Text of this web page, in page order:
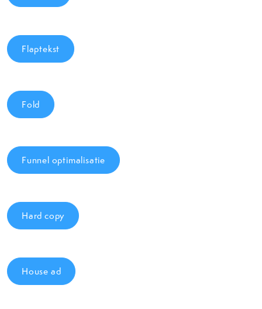
Flaptekst
Fold
Funnel optimalisatie
Hard copy
House ad